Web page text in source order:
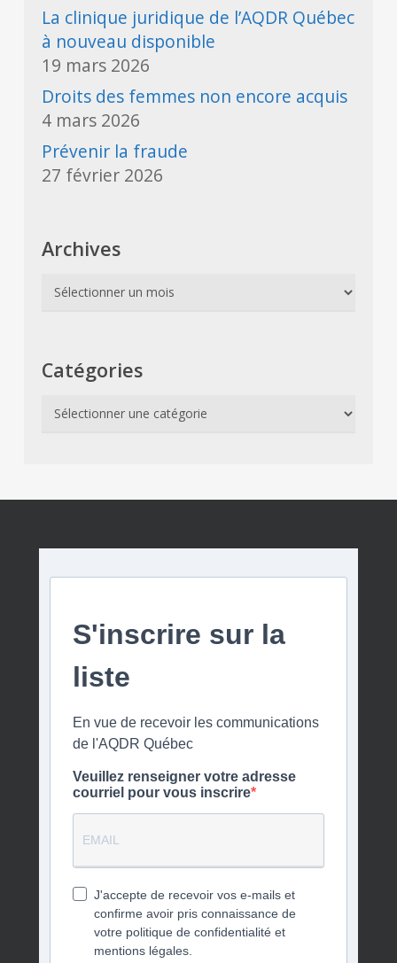
La clinique juridique de l’AQDR Québec
à nouveau disponible
19 mars 2026
Droits des femmes non encore acquis
4 mars 2026
Prévenir la fraude
27 février 2026
Archives
Archives
Catégories
Catégories
S'inscrire sur la
liste
En vue de recevoir les communications
de l'AQDR Québec
Veuillez renseigner votre adresse
courriel pour vous inscrire
J'accepte de recevoir vos e-mails et
confirme avoir pris connaissance de
votre politique de confidentialité et
mentions légales.